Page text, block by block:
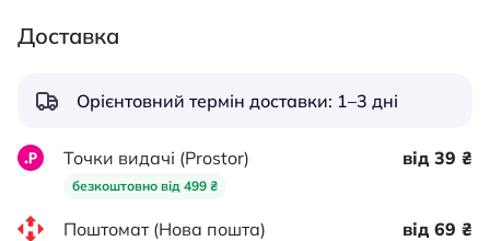
Доставка
Орієнтовний термін доставки: 1–3 дні
Точки видачі (Prostor)
безкоштовно від 499 ₴
від 39 ₴
Поштомат (Нова пошта) від 69 ₴